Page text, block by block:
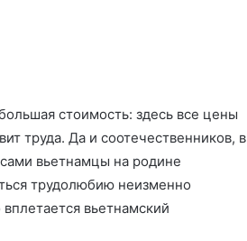
стоимость: здесь все цены
труда. Да и соотечественников, в
вьетнамцы на родине
трудолюбию неизменно
вьетнамский